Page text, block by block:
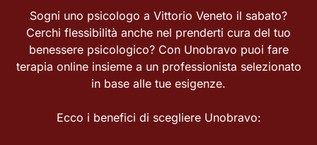
Sogni uno psicologo a Vittorio Veneto il sabato?
Cerchi flessibilità anche nel prenderti cura del tuo
benessere psicologico? Con Unobravo puoi fare
terapia online insieme a un professionista selezionato
in base alle tue esigenze.
Ecco i benefici di scegliere Unobravo: